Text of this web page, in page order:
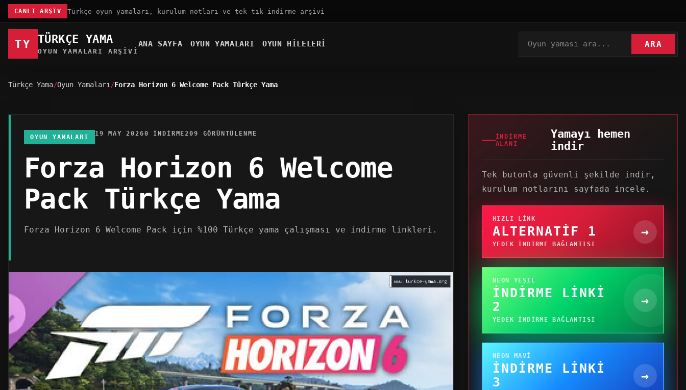
CANLI ARŞIV Türkçe oyun yamaları, kurulum notları ve tek tık indirme arşivi
TY TÜRKÇE YAMA
OYUN YAMALARI ARŞIVI
ANA SAYFA OYUN YAMALARI OYUN HILELERI ARA
Türkçe Yama Oyun Yamaları Forza Horizon 6 Welcome Pack Türkçe Yama
OYUN YAMALARI 19 MAY 20260 INDIRME209 GÖRÜNTÜLENME
Forza Horizon 6 Welcome
Pack Türkçe Yama
Forza Horizon 6 Welcome Pack için %100 Türkçe yama çalışması ve indirme linkleri.
İNDIRME
ALANI
Yamayı hemen
indir
Tek butonla güvenli şekilde indir,
kurulum notlarını sayfada incele.
HIZLI LINK
ALTERNATIF 1
YEDEK INDIRME BAĞLANTISI
→
NEON YEŞIL
İNDIRME LINKI
2
YEDEK INDIRME BAĞLANTISI
→
NEON MAVI
İNDIRME LINKI
3
→